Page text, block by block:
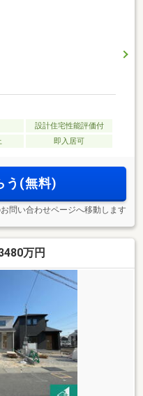
設計住宅性能評価付
即入居可
う(無料)
問い合わせページへ移動します
万円